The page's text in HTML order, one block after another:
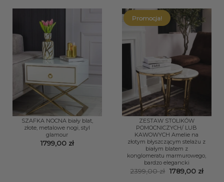
SZAFKA NOCNA biały blat,
złote, metalowe nogi, styl
glamour
1799,00 zł
Promocja!
ZESTAW STOLIKÓW
POMOCNICZYCH/ LUB
KAWOWYCH Amelie na
złotym błyszczącym stelażu z
białym blatem z
konglomeratu marmurowego,
bardzo elegancki
2399,00zł Pierwotna
cena
1789,00 zł